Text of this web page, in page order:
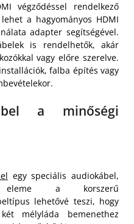
végződéssel rendelkező
a hagyományos HDMI
adapter segítségével.
is rendelhetők, akár
vagy előre szerelve.
falba építés vagy
a minőségi
egy speciális audiokábel,
eleme a korszerű
lehetővé teszi, hogy
mélyláda bemenethez